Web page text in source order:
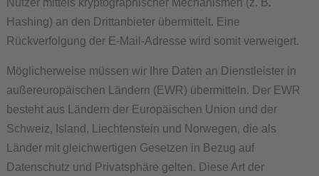
Nutzer mittels kryptographischer Mechanismen (z. B.
Hashing) an den Drittanbieter übermittelt. Eine
Rückverfolgung der E-Mail-Adresse wird somit verweigert.
Möglicherweise müssen wir Ihre Daten an Dienstleister in
außereuropäischen Ländern (EWR) übermitteln. Der EWR
besteht aus Ländern der Europäischen Union und der
Schweiz, Island, Liechtenstein und Norwegen, die als
Länder mit gleichwertigen Gesetzen in Bezug auf
Datenschutz und Privatsphäre gelten. Diese Art der